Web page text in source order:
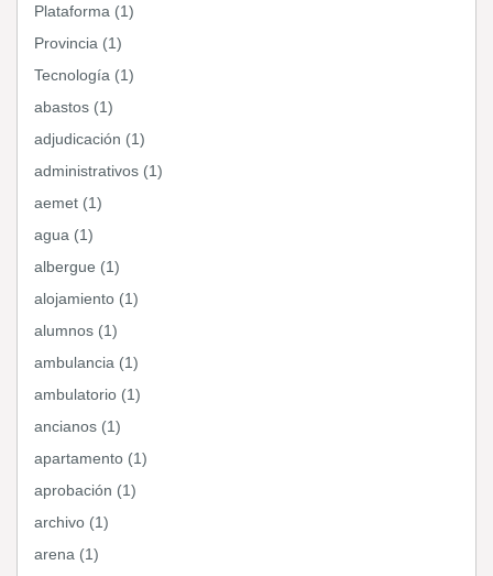
Plataforma (1)
Provincia (1)
Tecnología (1)
abastos (1)
adjudicación (1)
administrativos (1)
aemet (1)
agua (1)
albergue (1)
alojamiento (1)
alumnos (1)
ambulancia (1)
ambulatorio (1)
ancianos (1)
apartamento (1)
aprobación (1)
archivo (1)
arena (1)